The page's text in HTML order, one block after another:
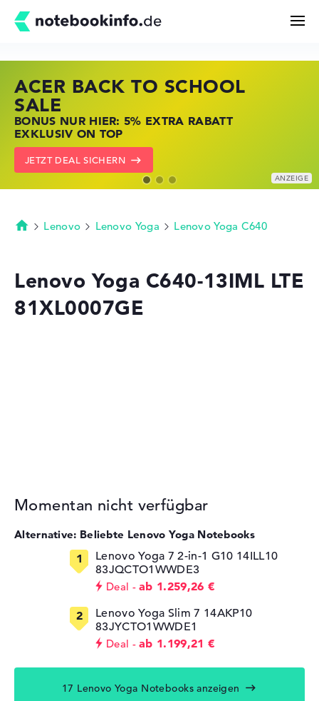
Kaufberatung
Technik & Wissen
Deals
Merkzettel
ACER BACK TO SCHOOL
SALE
BONUS NUR HIER: 5% EXTRA RABATT
EXKLUSIV ON TOP
JETZT DEAL SICHERN
HP STORE SSV DEALS
JETZT ZUGREIFEN: NOTEBOOKS BEI HP
KRÄFTIG REDUZIERT
ZU DEN HP ANGEBOTEN
LENOVO LAPTOP DEALS
NOTEBOOKS BEI LENOVO JETZT
KRÄFTIG REDUZIERT
LENOVO DEALS ZEIGEN
Startseite
Lenovo Lenovo Yoga Lenovo Yoga C640
Lenovo Yoga C640-13IML LTE
81XL0007GE
Momentan nicht verfügbar
Alternative: Beliebte Lenovo Yoga Notebooks
Lenovo Yoga 7 2-in-1 G10 14ILL10
83JQCTO1WWDE3
Deal
ab 1.259,26 €
Lenovo Yoga Slim 7 14AKP10
83JYCTO1WWDE1
Deal ab 1.199,21 €
17 Lenovo Yoga Notebooks anzeigen